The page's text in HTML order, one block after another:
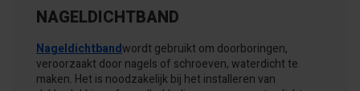
NAGELDICHTBAND
Nageldichtbandwordt gebruikt om doorboringen,
veroorzaakt door nagels of schroeven, waterdicht te
maken. Het is noodzakelijk bij het installeren van